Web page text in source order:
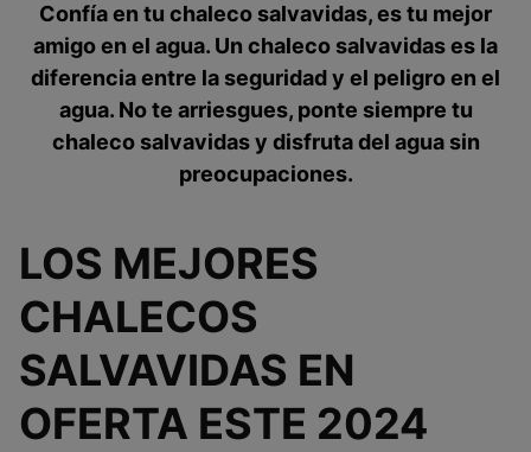
Confía en tu chaleco salvavidas, es tu mejor
amigo en el agua. Un chaleco salvavidas es la
diferencia entre la seguridad y el peligro en el
agua. No te arriesgues, ponte siempre tu
chaleco salvavidas y disfruta del agua sin
preocupaciones.
LOS MEJORES
CHALECOS
SALVAVIDAS EN
OFERTA ESTE 2024